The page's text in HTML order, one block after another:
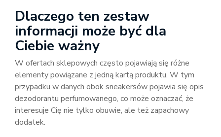
Dlaczego ten zestaw
informacji może być dla
Ciebie ważny
W ofertach sklepowych często pojawiają się różne
elementy powiązane z jedną kartą produktu. W tym
przypadku w danych obok sneakersów pojawia się opis
dezodorantu perfumowanego, co może oznaczać, że
interesuje Cię nie tylko obuwie, ale też zapachowy
dodatek.